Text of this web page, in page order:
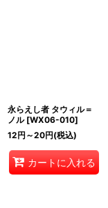
永らえし者 タウィル＝
ノル [WX06-010]
12円 ～20円(税込)
カートに入れる